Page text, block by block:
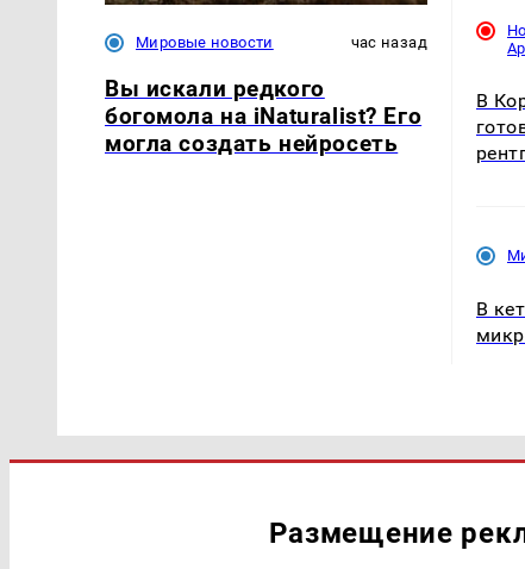
Мировые новости час назад
Вы искали редкого
богомола на iNaturalist? Его
могла создать нейросеть
В
В
Размещение